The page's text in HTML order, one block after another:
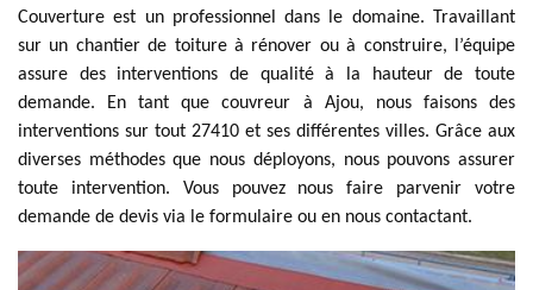
Couverture est un professionnel dans le domaine. Travaillant
sur un chantier de toiture à rénover ou à construire, l’équipe
assure des interventions de qualité à la hauteur de toute
demande. En tant que couvreur à Ajou, nous faisons des
interventions sur tout 27410 et ses différentes villes. Grâce aux
diverses méthodes que nous déployons, nous pouvons assurer
toute intervention. Vous pouvez nous faire parvenir votre
demande de devis via le formulaire ou en nous contactant.